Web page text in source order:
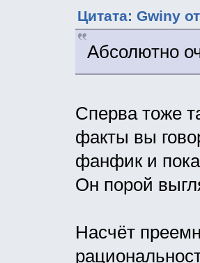
Цитата: Gwiny
Абсолютно
Сперва тоже
факты вы
фанфик и
Он порой
Насчёт